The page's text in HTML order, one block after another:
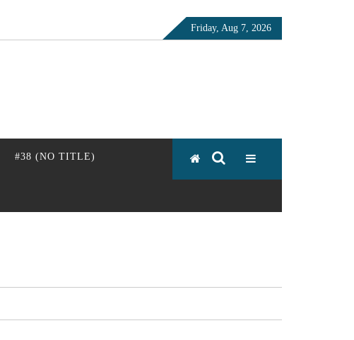
Friday, Aug 7, 2026
#38 (NO TITLE)